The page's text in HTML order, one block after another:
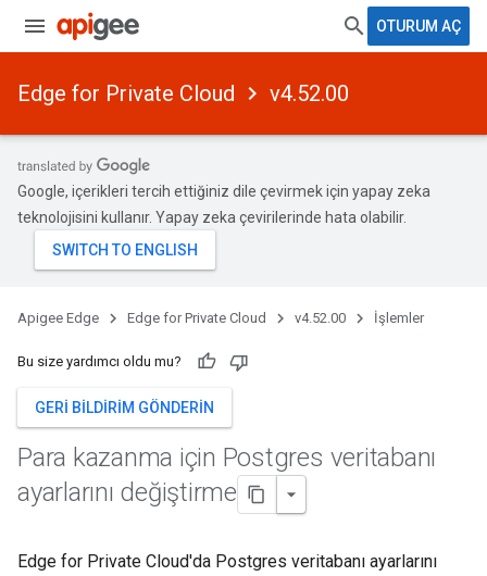
OTURUM AÇ
Edge for Private Cloud v4.52.00
Google, içerikleri tercih ettiğiniz dile çevirmek için yapay zeka
teknolojisini kullanır. Yapay zeka çevirilerinde hata olabilir.
Apigee Edge Edge for Private Cloud v4.52.00 İşlemler
Bu size yardımcı oldu mu?
GERI BILDIRIM GÖNDERIN
Para kazanma için Postgres veritabanı
ayarlarını değiştirme
Edge for Private Cloud'da Postgres veritabanı ayarlarını